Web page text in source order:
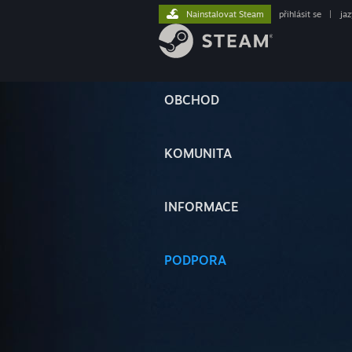
OBCHOD
KOMUNITA
INFORMACE
PODPORA
Nainstalovat Steam přihlásit se